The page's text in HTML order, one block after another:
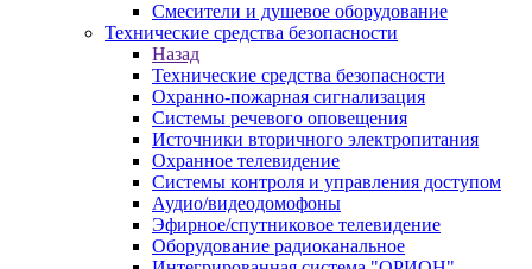
Смесители и душевое оборудование
Технические средства безопасности
Назад
Технические средства безопасности
Охранно-пожарная сигнализация
Системы речевого оповещения
Источники вторичного электропитания
Охранное телевидение
Системы контроля и управления доступом
Аудио/видеодомофоны
Эфирное/спутниковое телевидение
Оборудование радиоканальное